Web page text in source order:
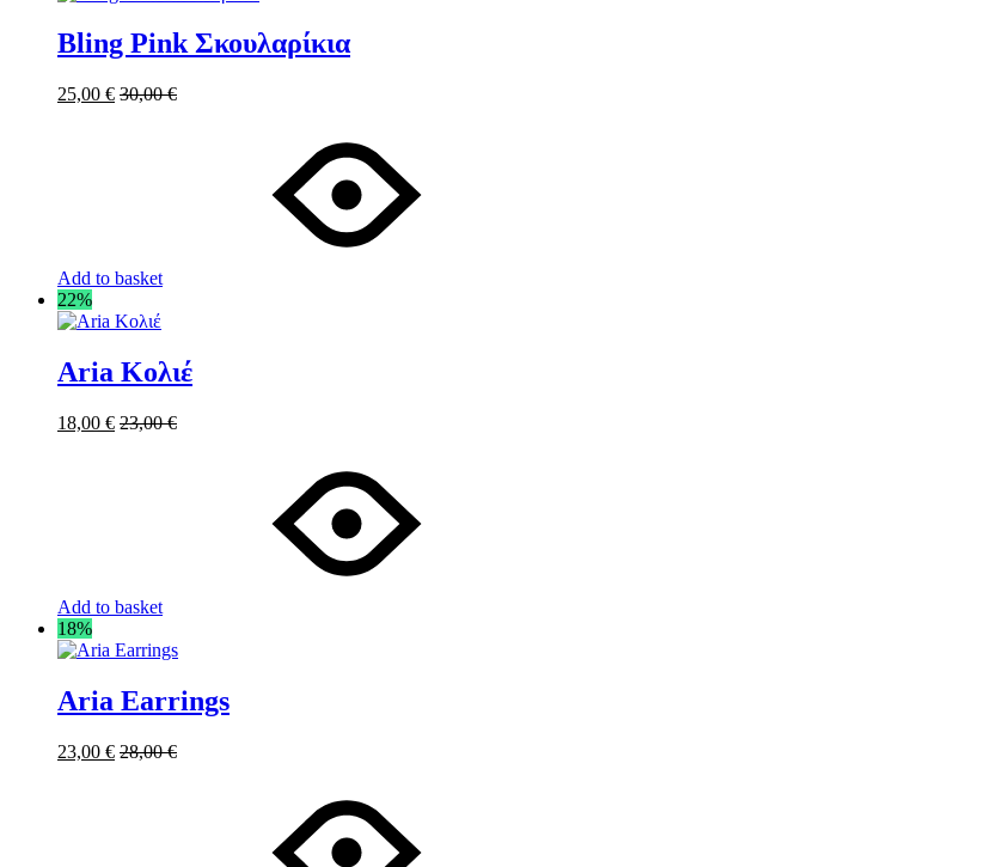
Bling Pink Σκουλαρίκια
25,00 € 30,00€
Add to basket
22%
Aria Κολιέ
18,00 € 23,00€
Add to basket
18%
Aria Earrings
23,00 € 28,00€